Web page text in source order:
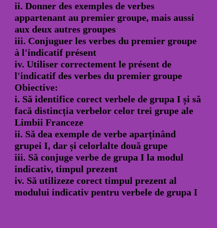
ii. Donner des exemples de verbes
appartenant au premier groupe, mais aussi
aux deux autres groupes
iii. Conjuguer les verbes du premier groupe
à l'indicatif présent
iv. Utiliser correctement le présent de
l'indicatif des verbes du premier groupe
Obiective:
i. Să identifice corect verbele de grupa I și să
facă distincția verbelor celor trei grupe ale
Limbii Franceze
ii. Să dea exemple de verbe aparținând
grupei I, dar și celorlalte două grupe
iii. Să conjuge verbe de grupa I la modul
indicativ, timpul prezent
iv. Să utilizeze corect timpul prezent al
modului indicativ pentru verbele de grupa I